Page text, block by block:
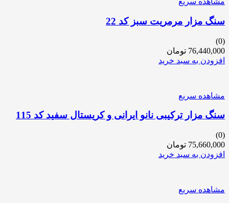
سنگ مزار مرمریت سبز کد 22
(0)
76,440,000 تومان
افزودن به سبد خرید
مشاهده سریع
سنگ مزار ترکیبی نانو ایرانی و کریستال سفید کد 115
(0)
75,660,000 تومان
افزودن به سبد خرید
مشاهده سریع